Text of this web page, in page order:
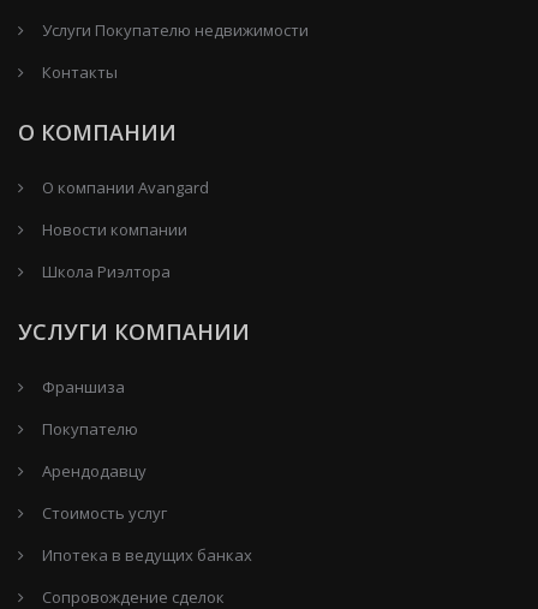
Услуги Покупателю недвижимости
Контакты
О КОМПАНИИ
О компании Avangard
Новости компании
Школа Риэлтора
УСЛУГИ КОМПАНИИ
Франшиза
Покупателю
Арендодавцу
Стоимость услуг
Ипотека в ведущих банках
Сопровождение сделок